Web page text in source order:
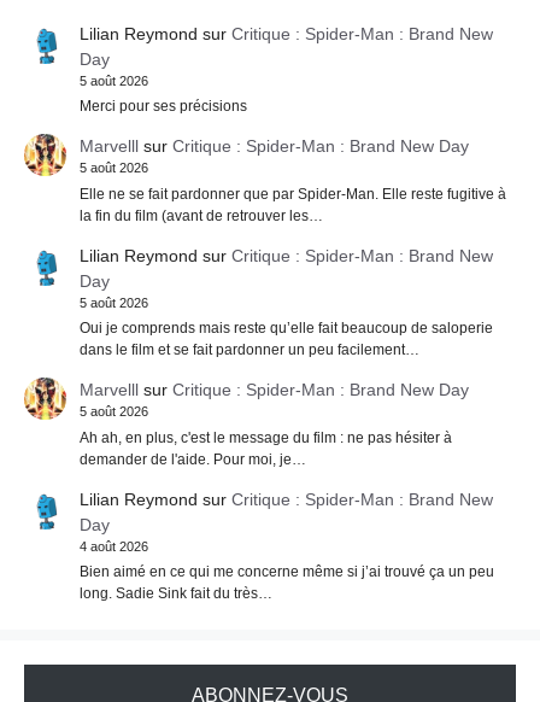
Lilian Reymond sur Critique : Spider-Man : Brand New
Day
5 août 2026
Merci pour ses précisions
Marvelllsur Critique : Spider-Man : Brand New Day
5 août 2026
Elle ne se fait pardonner que par Spider-Man. Elle reste fugitive à
la fin du film (avant de retrouver les…
Lilian Reymond sur Critique : Spider-Man : Brand New
Day
5 août 2026
Oui je comprends mais reste qu’elle fait beaucoup de saloperie
dans le film et se fait pardonner un peu facilement…
Marvelllsur Critique : Spider-Man : Brand New Day
5 août 2026
Ah ah, en plus, c'est le message du film : ne pas hésiter à
demander de l'aide. Pour moi, je…
Lilian Reymond sur Critique : Spider-Man : Brand New
Day
4 août 2026
Bien aimé en ce qui me concerne même si j’ai trouvé ça un peu
long. Sadie Sink fait du très…
ABONNEZ-VOUS